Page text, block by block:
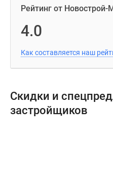
Рейтинг от Новострой-
4.0
Как составляется наш
Скидки и
застройщиков